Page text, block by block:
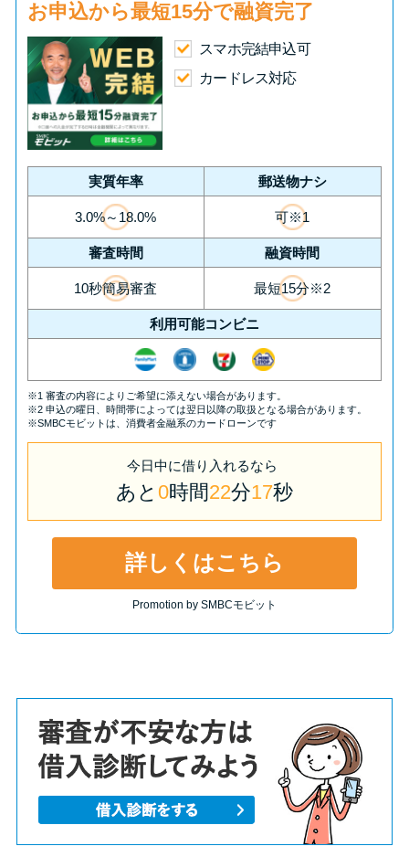
お申込から最短15分で融資完了
スマホ完結申込可
カードレス対応
実質年率 郵送物ナシ
3.0%～18.0% 可※1
審査時間 融資時間
10秒簡易審査 最短15分※2
利用可能コンビニ
※1 審査の内容によりご希望に添えない場合があります。
※2 申込の曜日、時間帯によっては翌日以降の取扱となる場合があります。
※SMBCモビットは、消費者金融系のカードローンです
今日中に借り入れるなら
あと 0時間22分16秒
詳しくはこちら
Promotion by SMBCモビット